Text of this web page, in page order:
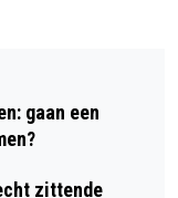
gaan een
zittende